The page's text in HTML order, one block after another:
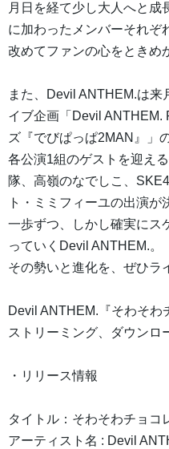
月日を経て少し大人へと成
に加わったメンバーそれぞ
改めてファンの心をときめ
また、Devil ANTHEM.は来
イブ企画「Devil ANTHEM.
ズ『でびぱっぱ2MAN』」
各公演1組のゲストを迎え
隊、高嶺のなでしこ、
ト・ミミフィーユの出演が
一歩ずつ、しかし確実にス
っていくDevil ANTHEM.。
その勢いと進化を、ぜひラ
Devil ANTHEM.『そわそわ
ストリーミング、ダウンロ
・リリース情報
タイトル：そわそわチョコ
アーティスト名 : Devil